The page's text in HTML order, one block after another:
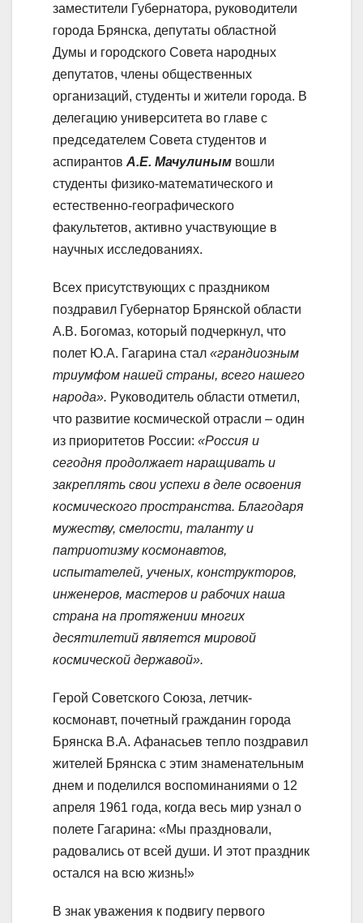
заместители Губернатора, руководители
города Брянска, депутаты областной
Думы и городского Совета народных
депутатов, члены общественных
организаций, студенты и жители города. В
делегацию университета во главе с
председателем Совета студентов и
аспирантов А.Е. Мачулиным вошли
студенты физико-математического и
естественно-географического
факультетов, активно участвующие в
научных исследованиях.
Всех присутствующих с праздником
поздравил Губернатор Брянской области
А.В. Богомаз, который подчеркнул, что
полет Ю.А. Гагарина стал «грандиозным
триумфом нашей страны, всего нашего
народа». Руководитель области отметил,
что развитие космической отрасли – один
из приоритетов России: «Россия и
сегодня продолжает наращивать и
закреплять свои успехи в деле освоения
космического пространства. Благодаря
мужеству, смелости, таланту и
патриотизму космонавтов,
испытателей, ученых, конструкторов,
инженеров, мастеров и рабочих наша
страна на протяжении многих
десятилетий является мировой
космической державой».
Герой Советского Союза, летчик-
космонавт, почетный гражданин города
Брянска В.А. Афанасьев тепло поздравил
жителей Брянска с этим знаменательным
днем и поделился воспоминаниями о 12
апреля 1961 года, когда весь мир узнал о
полете Гагарина: «Мы праздновали,
радовались от всей души. И этот праздник
остался на всю жизнь!»
В знак уважения к подвигу первого